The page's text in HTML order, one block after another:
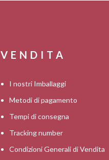
VENDITA
I nostri Imballaggi
Metodi di pagamento
Tempi di consegna
Tracking number
Condizioni Generali di Vendita